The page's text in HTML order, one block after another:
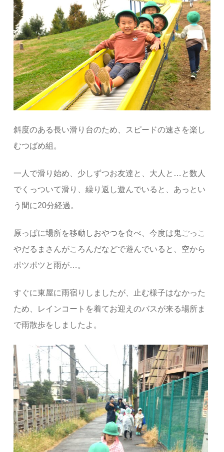
斜度のある長い滑り台のため、スピードの速さを楽し
むつばめ組。
一人で滑り始め、少しずつお友達と、大人と…と数人
でくっついて滑り、繰り返し遊んでいると、あっとい
う間に20分経過。
原っぱに場所を移動しおやつを食べ、今度は鬼ごっこ
やだるまさんがころんだなどで遊んでいると、空から
ポツポツと雨が…。
すぐに東屋に雨宿りしましたが、止む様子はなかった
ため、レインコートを着てお迎えのバスが来る場所ま
で雨散歩をしましたよ。